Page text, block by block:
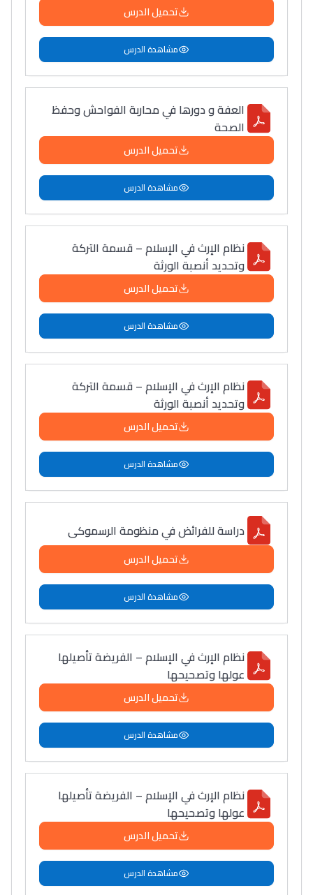
Lycée Maroc
تحميل الدرس
مشاهدة الدرس
العفة و دورها في محاربة الفواحش وحفظ
الصحة
تحميل الدرس
مشاهدة الدرس
نظام الإرث في الإسلام – قسمة التركة
وتحديد أنصبة الورثة
تحميل الدرس
مشاهدة الدرس
نظام الإرث في الإسلام – قسمة التركة
وتحديد أنصبة الورثة
تحميل الدرس
مشاهدة الدرس
دراسة للفرائض في منظومة الرسموكى
تحميل الدرس
مشاهدة الدرس
نظام الإرث في الإسلام – الفريضة تأصيلها
عولها وتصحيحها
تحميل الدرس
مشاهدة الدرس
نظام الإرث في الإسلام – الفريضة تأصيلها
عولها وتصحيحها
تحميل الدرس
مشاهدة الدرس